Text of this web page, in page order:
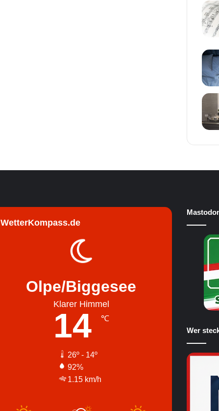
WetterKompass.de
Olpe/Biggesee
Klarer Himmel
14 ℃
26º - 14º
92%
1.15 km/h
Wer